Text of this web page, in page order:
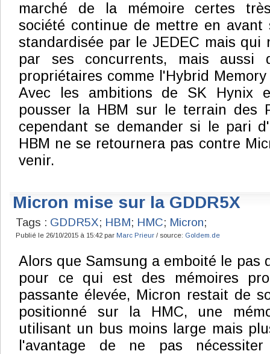
marché de la mémoire certes
société continue de mettre en avant
standardisée par le JEDEC mais qui
par ses concurrents, mais aussi
propriétaires comme l'Hybrid
Avec les ambitions de SK Hynix
pousser la HBM sur le terrain des
cependant se demander si le pari
HBM ne se retournera pas contre
venir.
Micron mise sur la GDDR5X
Tags : GDDR5X; HBM; HMC; Micron;
Publié le 26/10/2015 à 15:42 par Marc Prieur / source: Goldem.de
Alors que Samsung a emboité le pas
pour ce qui est des mémoires
passante élevée, Micron restait de
positionné sur la HMC, une
utilisant un bus moins large mais
l'avantage de ne pas nécessiter